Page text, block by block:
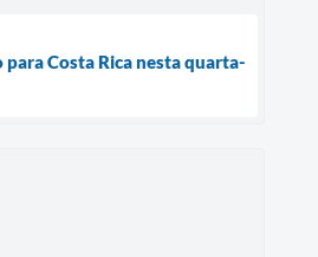
para Costa Rica nesta quarta-